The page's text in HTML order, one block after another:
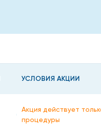
УСЛОВИЯ АКЦИИ
Акция действует
процедуры